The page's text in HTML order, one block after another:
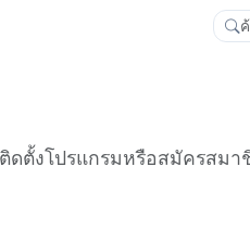
ดตั้งโปรแกรมหรือสมัครสม